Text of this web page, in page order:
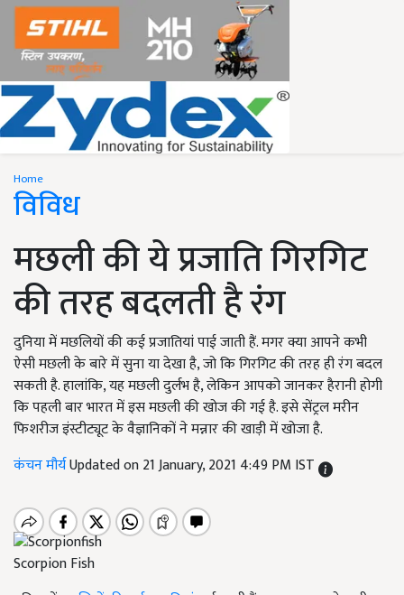
Home
विविध
मछली की ये प्रजाति गिरगिट
की तरह बदलती है रंग
दुनिया में मछलियों की कई प्रजातियां पाई जाती हैं. मगर क्या आपने कभी
ऐसी मछली के बारे में सुना या देखा है, जो कि गिरगिट की तरह ही रंग बदल
सकती है. हालांकि, यह मछली दुर्लभ है, लेकिन आपको जानकर हैरानी होगी
कि पहली बार भारत में इस मछली की खोज की गई है. इसे सेंट्रल मरीन
फिशरीज इंस्टीट्यूट के वैज्ञानिकों ने मन्नार की खाड़ी में खोजा है.
कंचन मौर्यUpdated on 21 January, 2021 4:49 PM IST
Scorpion Fish